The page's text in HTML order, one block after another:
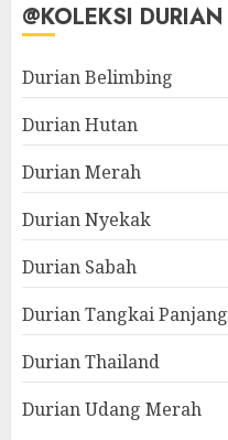
@KOLEKSI DURIAN
Durian Belimbing
Durian Hutan
Durian Merah
Durian Nyekak
Durian Sabah
Durian Tangkai Panjang
Durian Thailand
Durian Udang Merah